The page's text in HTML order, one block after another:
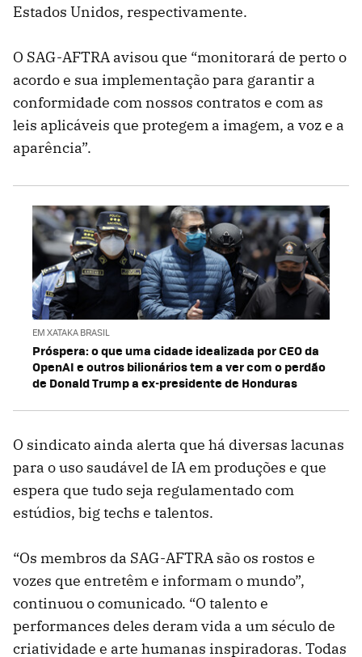
Estados Unidos, respectivamente.
O SAG-AFTRA avisou que “monitorará de perto o
acordo e sua implementação para garantir a
conformidade com nossos contratos e com as
leis aplicáveis que protegem a imagem, a voz e a
aparência”.
EM XATAKA BRASIL
Próspera: o que uma cidade idealizada por CEO da
OpenAI e outros bilionários tem a ver com o perdão
de Donald Trump a ex-presidente de Honduras
O sindicato ainda alerta que há diversas lacunas
para o uso saudável de IA em produções e que
espera que tudo seja regulamentado com
estúdios, big techs e talentos.
“Os membros da SAG-AFTRA são os rostos e
vozes que entretêm e informam o mundo”,
continuou o comunicado. “O talento e
performances deles deram vida a um século de
criatividade e arte humanas inspiradoras. Todas